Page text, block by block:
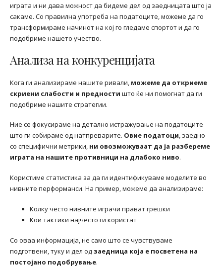
играта и ни дава можност да бидеме дел од заедницата што ја
сакаме. Со правилна употреба на податоците, можеме да го
трансформираме начинот на кој го гледаме спортот и да го
подобриме нашето учество.
Анализа на конкуренцијата
Кога ги анализираме нашите ривали, можеме да откриеме
скриени слабости и предности што ќе ни помогнат да ги
подобриме нашите стратегии.
Ние се фокусираме на детално истражување на податоците
што ги собираме од натпреварите. Овие податоци, заедно
со специфични метрики, ни овозможуваат да ја разбереме
играта на нашите противници на длабоко ниво.
Користиме статистика за да ги идентификуваме моделите во
нивните перформанси. На пример, можеме да анализираме:
Колку често нивните играчи прават грешки
Кои тактики најчесто ги користат
Со оваа информација, не само што се чувствуваме
подготвени, туку и дел одзаедница која е посветена на
постојано подобрување.